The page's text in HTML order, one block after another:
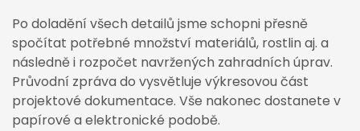
Po doladění všech detailů jsme schopni přesně
spočítat potřebné množství materiálů, rostlin aj. a
následně i rozpočet navržených zahradních úprav.
Průvodní zpráva do vysvětluje výkresovou část
projektové dokumentace. Vše nakonec dostanete v
papírové a elektronické podobě.